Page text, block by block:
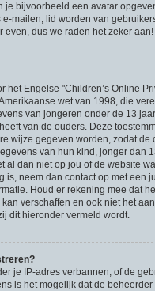
je bijvoorbeeld een avatar
mailen, lid worden van
even, dus we raden het zeker aan!
het Engelse "Children’s Online
wet van 1998, die
van jongeren onder de 13
van de ouders. Deze
wijze gegeven worden, zodat de
van hun kind, jonger dan
al dan niet op jou of de website
is, neem dan contact op met een
Houd er rekening mee dat
verschaffen en ook niet het
dit hieronder vermeld wordt.
je IP-adres verbannen, of de
is het mogelijk dat de beheerder